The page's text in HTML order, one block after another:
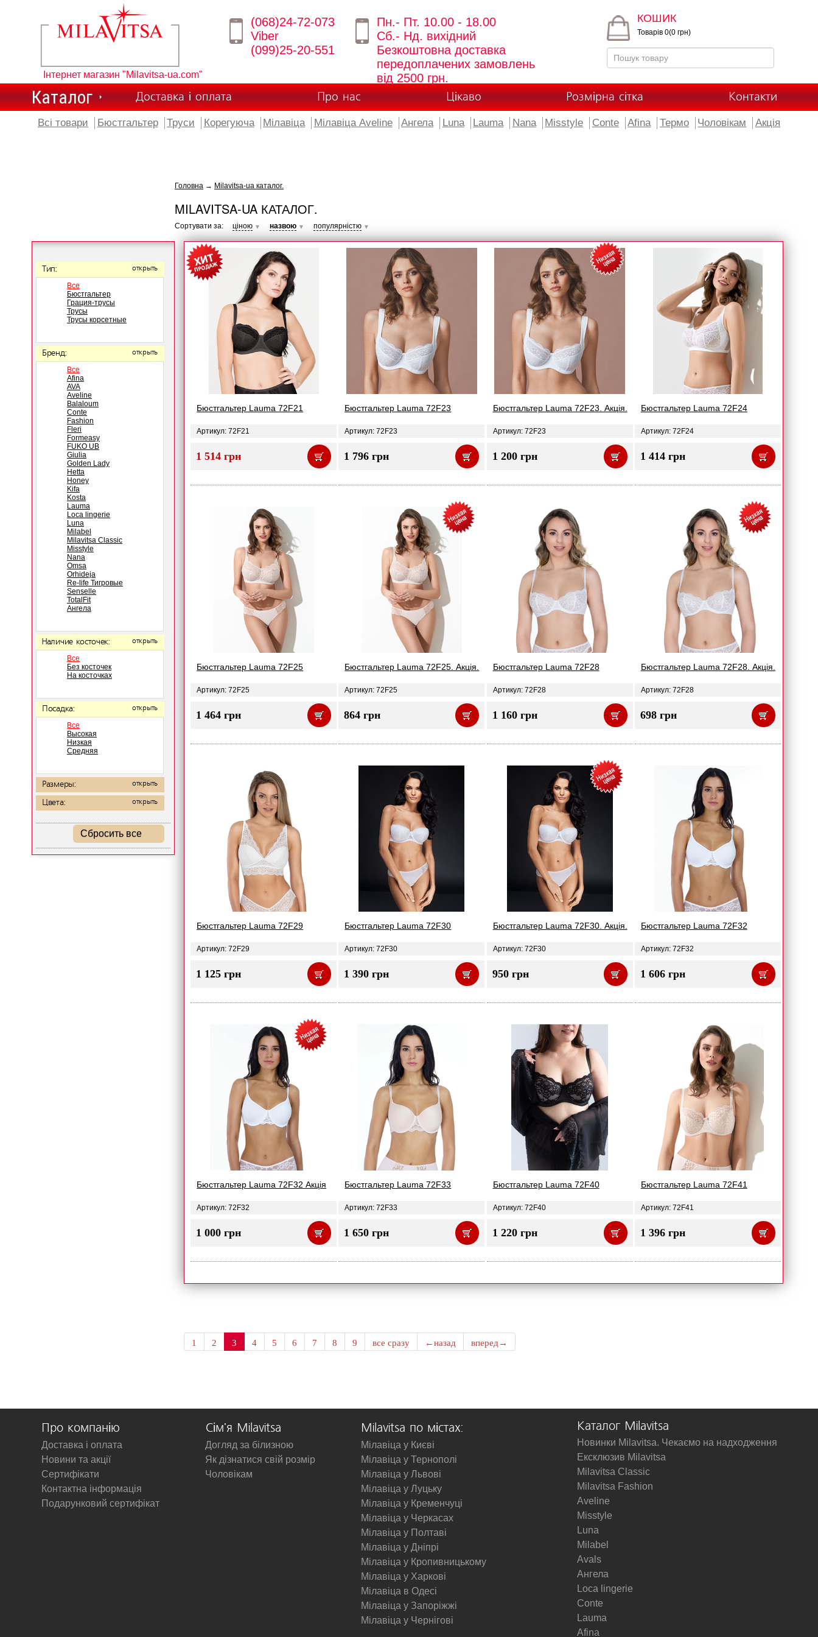
Інтернет магазин "Milavitsa-ua.com"
(068)24-72-073
Viber
(099)25-20-551
Пн.- Пт. 10.00 - 18.00
Сб.- Нд. вихідний
Безкоштовна доставка
передоплачених замовлень
від 2500 грн.
КОШИК
Товарів 0(0 грн)
Каталог Доставка і оплата Про нас Цікаво Розмірна сітка Контакти
Всі товари Бюстгальтер Труси Корегуюча Мілавіца Мілавіца Aveline Ангела Luna Lauma Nana Misstyle Conte Afina Термо Чоловікам Акція
Тип: открыть
Все
Бюстгальтер
Грация-трусы
Трусы
Трусы корсетные
Бренд: открыть
Все
Afina
AVA
Aveline
Balaloum
Conte
Fashion
Fleri
Formeasy
FUKO UB
Giulia
Golden Lady
Hetta
Honey
Kifa
Kosta
Lauma
Loca lingerie
Luna
Milabel
Milavitsa Classic
Misstyle
Nana
Omsa
Orhideja
Re-life Тигровые
Senselle
TotalFit
Ангела
Наличие косточек: открыть
Все
Без косточек
На косточках
Посадка: открыть
Все
Высокая
Низкая
Средняя
Размеры: открыть
Цвета: открыть
Сбросить все
Головна → Milavitsa-ua каталог.
MILAVITSA-UA КАТАЛОГ.
Сортувати за: ціною ▼ назвою ▼ популярністю ▼
Бюстгальтер Lauma 72F21
Артикул: 72F21
1 514 грн
Бюстгальтер Lauma 72F23
Артикул: 72F23
1 796 грн
Бюстгальтер Lauma 72F23. Акція.
Артикул: 72F23
1 200 грн
Бюстгальтер Lauma 72F24
Артикул: 72F24
1 414 грн
Бюстгальтер Lauma 72F25
Артикул: 72F25
1 464 грн
Бюстгальтер Lauma 72F25. Акція.
Артикул: 72F25
864 грн
Бюстгальтер Lauma 72F28
Артикул: 72F28
1 160 грн
Бюстгальтер Lauma 72F28. Акція.
Артикул: 72F28
698 грн
Бюстгальтер Lauma 72F29
Артикул: 72F29
1 125 грн
Бюстгальтер Lauma 72F30
Артикул: 72F30
1 390 грн
Бюстгальтер Lauma 72F30. Акція.
Артикул: 72F30
950 грн
Бюстгальтер Lauma 72F32
Артикул: 72F32
1 606 грн
Бюстгальтер Lauma 72F32 Акція
Артикул: 72F32
1 000 грн
Бюстгальтер Lauma 72F33
Артикул: 72F33
1 650 грн
Бюстгальтер Lauma 72F40
Артикул: 72F40
1 220 грн
Бюстгальтер Lauma 72F41
Артикул: 72F41
1 396 грн
1 2 3 4 5 6 7 8 9 все сразу ←назад вперед→
Про компанію
Доставка і оплата
Новини та акції
Сертифікати
Контактна інформація
Подарунковий сертифікат
Сім'я Milavitsa
Догляд за білизною
Як дізнатися свій розмір
Чоловікам
Milavitsa по містах:
Мілавіца у Києві
Мілавіца у Тернополі
Мілавіца у Львові
Мілавіца у Луцьку
Мілавіца у Кременчуці
Мілавіца у Черкасах
Мілавіца у Полтаві
Мілавіца у Дніпрі
Мілавіца у Кропивницькому
Мілавіца у Харкові
Мілавіца в Одесі
Мілавіца у Запоріжжі
Мілавіца у Чернігові
Каталог Milavitsa
Новинки Milavitsa. Чекаємо на надходження
Ексклюзив Milavitsa
Milavitsa Classic
Milavitsa Fashion
Aveline
Misstyle
Luna
Milabel
Avals
Ангела
Loca lingerie
Conte
Lauma
Afina